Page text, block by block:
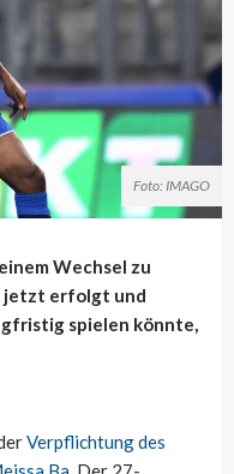
Foto: IMAGO
Wechsel zu
jetzt erfolgt und
spielen könnte,
Verpflichtung des